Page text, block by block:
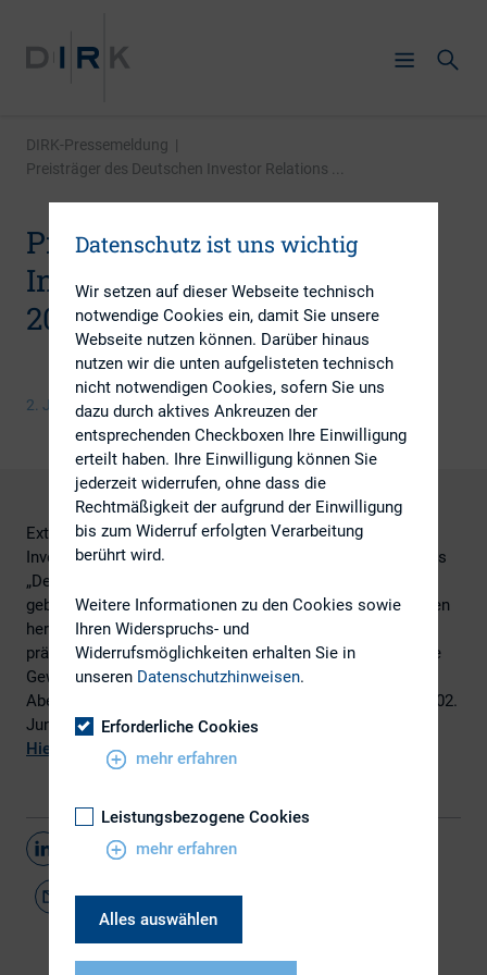
DIRK-Pressemeldung |
Preisträger des Deutschen Investor Relations ...
Preisträger des Deutschen
Investor Relations Preises
2015 gekürt
2. Juni 2015
Extel, die WirtschaftsWoche und der DIRK – Deutscher
Investor Relations Verband freuen sich die Preisträger des
„Deutschen Investor Relations Preises 2015“ bekannt zu
geben. Mit diesem Preis wird alljährlich in neun Kategorien
herausragende Investor Relations-Arbeit in Deutschland
prämiert. Er wurde dieses Jahr zum 15. Mal vergeben. Die
Gewinner wurden im Rahmen einer festlichen
Abendveranstaltung während der 18. DIRK-Konferenz am 02.
Juni 2015 gekürt und der Preis feierlich überreicht.
Hier
geht`s zur Pressemitteilung.
Teilen
Datenschutz ist uns wichtig
Wir setzen auf dieser Webseite technisch
notwendige Cookies ein, damit Sie unsere
Webseite nutzen können. Darüber hinaus
nutzen wir die unten aufgelisteten technisch
nicht notwendigen Cookies, sofern Sie uns
dazu durch aktives Ankreuzen der
entsprechenden Checkboxen Ihre Einwilligung
erteilt haben. Ihre Einwilligung können Sie
jederzeit widerrufen, ohne dass die
Rechtmäßigkeit der aufgrund der Einwilligung
bis zum Widerruf erfolgten Verarbeitung
berührt wird.
Weitere Informationen zu den Cookies sowie
Ihren Widerspruchs- und
Widerrufsmöglichkeiten erhalten Sie in
unseren Datenschutzhinweisen.
Erforderliche Cookies
mehr erfahren
Leistungsbezogene Cookies
mehr erfahren
Alles auswählen